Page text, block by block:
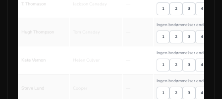
T. Thomason Jackson Canaday
1 2 3 4
Hugh Thompson
Ingen bedømmelser endnu
1 2 3 4
Kate Vernon Helen Culver
Ingen bedømmelser endnu
1 2 3 4
Steve Lund
Ingen bedømmelser endnu
1 2 3 4